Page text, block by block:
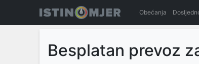
Obećanja
Besplatan prevoz